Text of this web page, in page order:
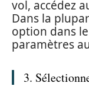
vol, accédez
Dans la
option dans
paramètres
3.